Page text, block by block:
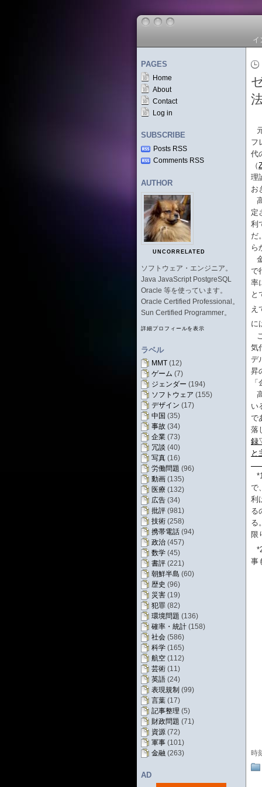
イ
PAGES
Home
About
Contact
Log in
SUBSCRIBE
Posts RSS
Comments RSS
AUTHOR
UNCORRELATED
ソフトウェア・エンジニア。
Java JavaScript PostgreSQL
Oracle 等を使っています。
Oracle Certified Professional。
Sun Certified Programmer。
詳細プロフィールを表示
ラベル
MMT (12)
ゲーム (7)
ジェンダー (194)
ソフトウェア (155)
デザイン (17)
中国 (35)
事故 (34)
企業 (73)
冗談 (40)
写真 (16)
労働問題 (96)
動画 (135)
医療 (132)
広告 (34)
批評 (981)
技術 (258)
携帯電話 (94)
政治 (457)
数学 (45)
書評 (221)
朝鮮半島 (60)
歴史 (96)
災害 (19)
犯罪 (82)
環境問題 (136)
確率・統計 (158)
社会 (586)
科学 (165)
航空 (112)
芸術 (11)
英語 (24)
表現規制 (99)
言葉 (17)
記事整理 (5)
財政問題 (71)
資源 (72)
軍事 (101)
金融 (263)
AD
フ
代
（
理
お
定
利
だ
ら
で
率
と
え
に
気
デ
昇
い
で
落
録
と
で
利
る
る
限
事
時